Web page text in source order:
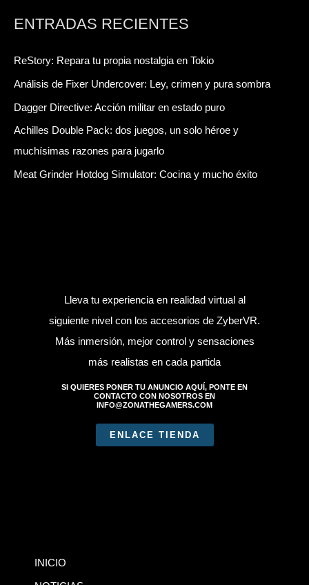
ENTRADAS RECIENTES
ReStory: Repara tu propia nostalgia en Tokio
Análisis de Fixer Undercover: Ley, crimen y pura sombra
Dagger Directive: Acción militar en estado puro
Achilles Double Pack: dos juegos, un solo héroe y
muchísimas razones para jugarlo
Meat Grinder Hotdog Simulator: Cocina y mucho éxito
Lleva tu experiencia en realidad virtual al
siguiente nivel con los accesorios de ZyberVR.
Más inmersión, mejor control y sensaciones
más realistas en cada partida
SI QUIERES PONER TU ANUNCIO AQUÍ, PONTE EN
CONTACTO CON NOSOTROS EN
INFO@ZONATHEGAMERS.COM
ENLACE TIENDA
INICIO